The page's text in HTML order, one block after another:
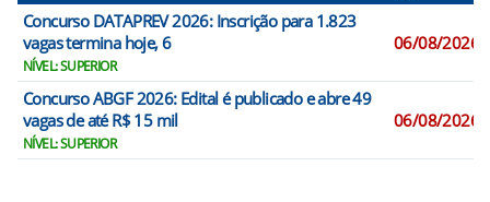
Concurso DATAPREV 2026: Inscrição para 1.823
vagas termina hoje, 6
NÍVEL: SUPERIOR
06/08/2026
Concurso ABGF 2026: Edital é publicado e abre 49
vagas de até R$ 15 mil
NÍVEL: SUPERIOR
06/08/2026